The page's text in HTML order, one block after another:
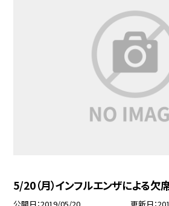
5/20（月）インフルエンザによる欠